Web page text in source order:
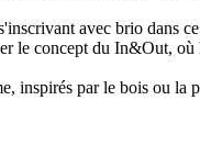
avec brio dans
concept du In&Out,
inspirés par le bois ou